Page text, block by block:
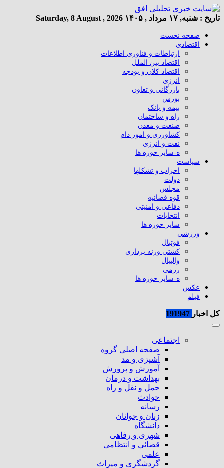
تاریخ : شنبه, ۱۷ مرداد , ۱۴۰۵ Saturday, 8 August , 2026
صفحه نخست
اقتصادی
ارتباطات و فناوری اطلاعات
اقتصاد بین الملل
اقتصاد کلان و بودجه
انرژی
بازرگانی و تعاون
بورس
بیمه و بانک
راه و ساختمان
صنعت و معدن
کشاورزی و امور دام
نفت و انرژی
ه-سایر حوزه ها
سیاست
احزاب و تشکلها
دولت
مجلس
قوه قضائیه
دفاعی و امنیتی
انتخابات
سایر حوزه ها
ورزشی
فوتبال
کشتی وزنه برداری
والیبال
رزمی
ه-سایر حوزه ها
عکس
فیلم
کل اخبار
اجتماعی
صفحه اصلی گروه
آشپزی و مد
آموزش و پرورش
بهداشت و درمان
حمل و نقل و راه
حوادث
رسانه
زنان و جوانان
دانشگاه
شهری و رفاهی
قضائی و انتظامی
علمی
گردشگری و میراث